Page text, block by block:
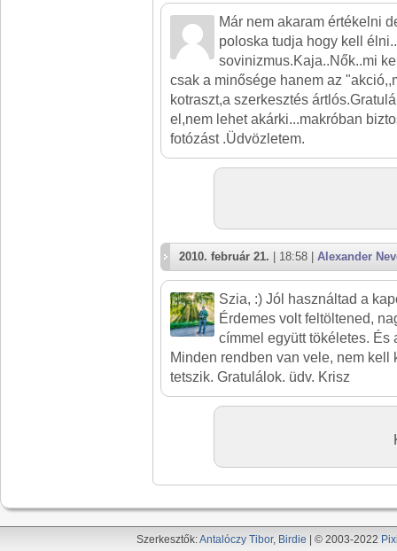
Már nem akaram értékelni
poloska tudja hogy kell
sovinizmus.Kaja..Nők..mi
csak a minősége hanem az
kotraszt,a szerkesztés
el,nem lehet akárki...makróban
fotózást .Üdvözletem.
2010. február 21. | 18:58 | Alexander
Szia, :) Jól használtad a
Érdemes volt feltöltened,
címmel együtt tökéletes. És
Minden rendben van vele, nem kell
tetszik. Gratulálok. üdv. Krisz
Szerkesztők:Antalóczy Tibor, Birdie | © 2003-2022